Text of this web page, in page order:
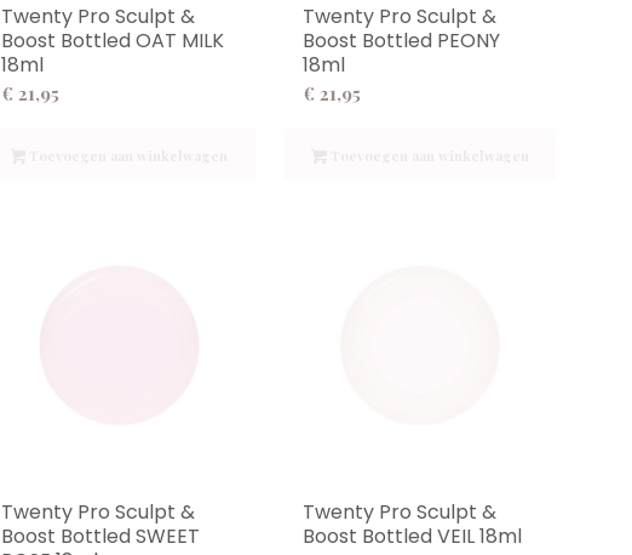
Twenty Pro Sculpt &
Boost Bottled OAT MILK
18ml
€ 21,95
Twenty Pro Sculpt &
Boost Bottled PEONY
18ml
€ 21,95
Twenty Pro Sculpt &
Boost Bottled SWEET
Twenty Pro Sculpt &
Boost Bottled VEIL 18ml